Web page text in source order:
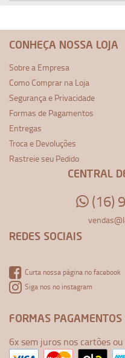
CONHEÇA NOSSA LOJA
Sobre a Empresa
Como Comprar na Loja
Segurança e Privacidade
Formas de Pagamentos
Entregas
Troca e Devoluções
Rastreie seu Pedido
CENTRAL
(16)
REDES SOCIAIS
Curta nossa página no facebook
Siga nos no instagram
FORMAS PAGAMENTOS
6x sem juros nos cartões